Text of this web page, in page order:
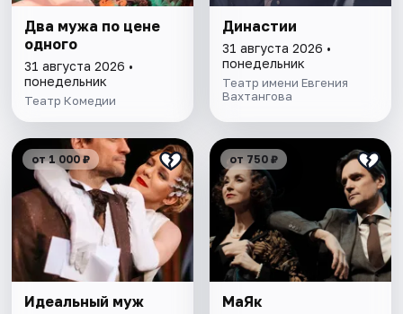
Два мужа по цене
одного
31 августа 2026 •
понедельник
Театр Комедии
Династии
31 августа 2026 •
понедельник
Театр имени Евгения
Вахтангова
от 1 000 ₽
Идеальный муж
от 750 ₽
МаЯк